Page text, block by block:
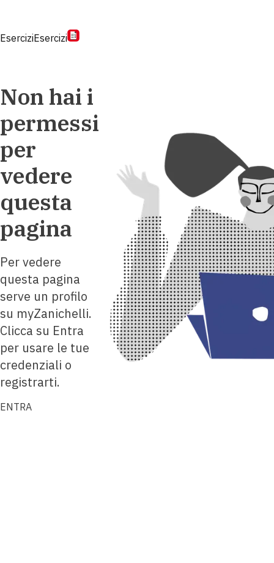
EserciziEsercizi
Non hai i
permessi
per
vedere
questa
pagina
Per vedere
questa pagina
serve un profilo
su myZanichelli.
Clicca su Entra
per usare le tue
credenziali o
registrarti.
ENTRA